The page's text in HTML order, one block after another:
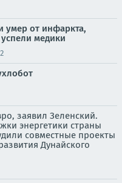
умер от инфаркта,
медики
заявил Зеленский.
энергетики страны
совместные проекты
Дунайского